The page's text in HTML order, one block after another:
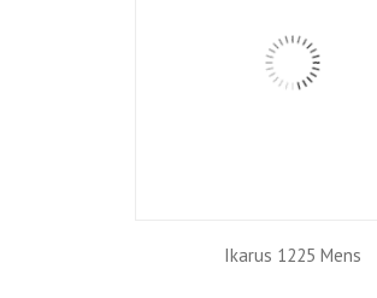
Ikarus 1225 Mens